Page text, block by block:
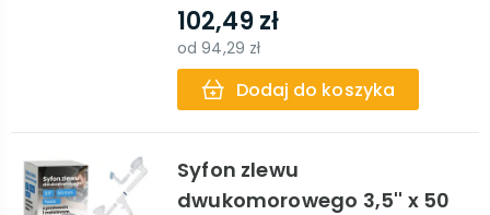
102,49 zł
od94,29 zł
Dodaj do koszyka
Syfon zlewu
dwukomorowego 3,5'' x 50